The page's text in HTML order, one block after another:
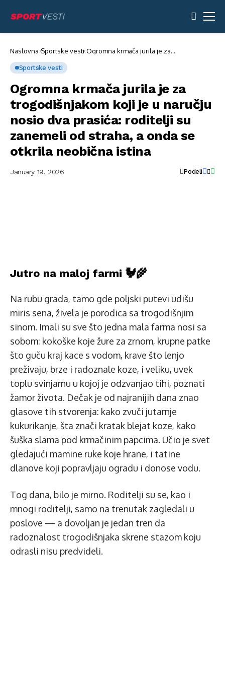
Naslovna Sportske vesti Ogromna krmača jurila je za
Sportske vesti
Ogromna krmača jurila je za
trogodišnjakom koji je u naručju
nosio dva prasića: roditelji su
zanemeli od straha, a onda se
otkrila neobična istina
January 19, 2026 Podeli
Jutro na maloj farmi 🐓🌾
Na rubu grada, tamo gde poljski putevi udišu
miris sena, živela je porodica sa trogodišnjim
sinom. Imali su sve što jedna mala farma nosi sa
sobom: kokoške koje žure za zrnom, krupne patke
što guču kraj kace s vodom, krave što lenjo
preživaju, brze i radoznale koze, i veliku, uvek
toplu svinjarnu u kojoj je odzvanjao tihi, poznati
žamor života. Dečak je od najranijih dana znao
glasove tih stvorenja: kako zvuči jutarnje
kukurikanje, šta znači kratak blejat koze, kako
šuška slama pod krmačinim papcima. Učio je svet
gledajući mamine ruke koje hrane, i tatine
dlanove koji popravljaju ogradu i donose vodu.
Tog dana, bilo je mirno. Roditelji su se, kao i
mnogi roditelji, samo na trenutak zagledali u
poslove — a dovoljan je jedan tren da
radoznalost trogodišnjaka skrene stazom koju
odrasli nisu predvideli.